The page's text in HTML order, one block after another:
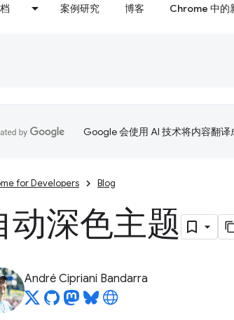
案例研究 博客 Chrome 中的
Google 会使用 AI 技术将内容翻译
for Developers Blog
动深色主题
André Cipriani Bandarra